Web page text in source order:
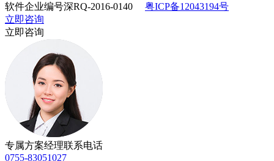
软件企业编号深RQ-2016-0140
粤ICP备12043194号
立即咨询
立即咨询
专属方案经理联系电话
0755-83051027